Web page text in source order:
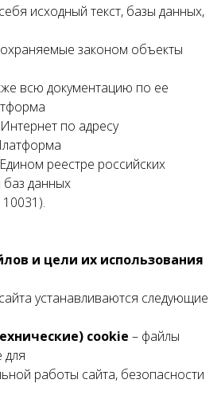
исходный текст, базы данных,
законом объекты
всю документацию по ее
по адресу
реестре российских
данных
и цели их использования
устанавливаются следующие
cookie – файлы
для
работы сайта, безопасности